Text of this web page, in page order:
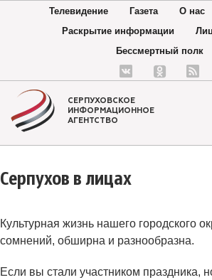
Телевидение Газета О нас
Раскрытие информации
Бессмертный полк
СЕРПУХОВСКОЕ
ИНФОРМАЦИОННОЕ
АГЕНТСТВО
Серпухов в лицах
Культурная жизнь нашего городского
сомнений, обширна и разнообразна.
Если вы стали участником праздника,